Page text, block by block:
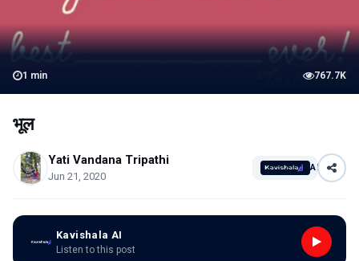
1 min 767.7K
भूल
Yati Vandana Tripathi
Jun 21, 2020
AI
Kavishala AI
Listen to this post